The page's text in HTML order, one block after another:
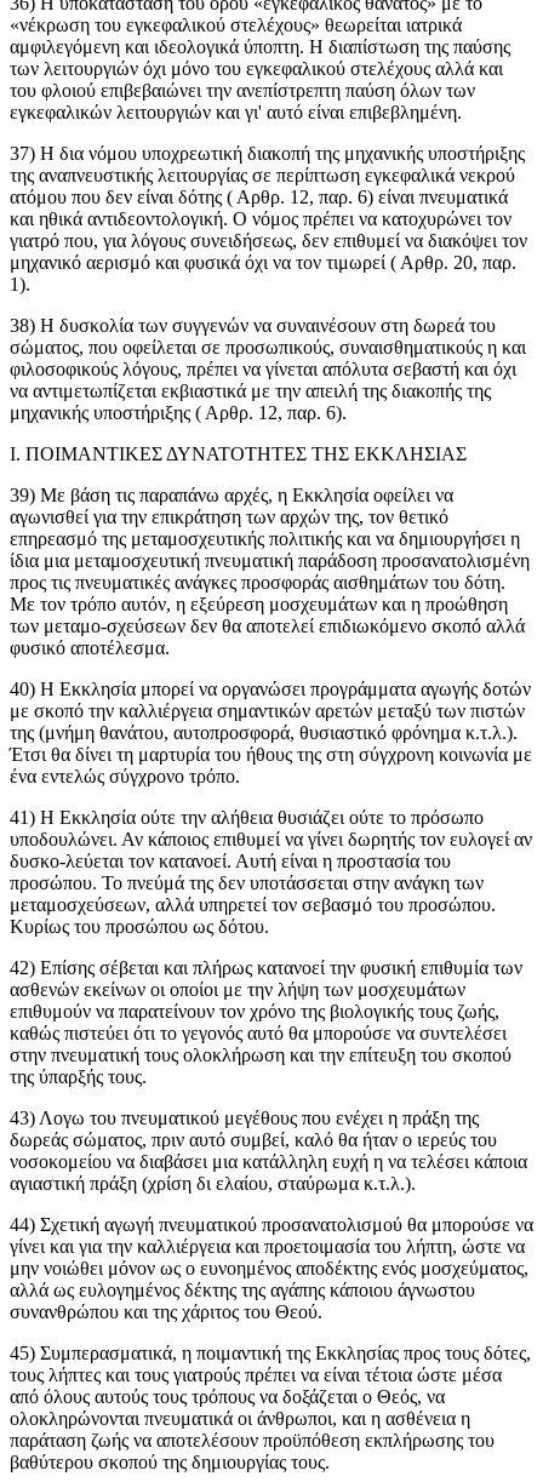
«νέκρωση του εγκεφαλικού στελέχους» θεωρείται ιατρικά
αμφιλεγόμενη και ιδεολογικά ύποπτη. Η διαπίστωση της παύσης
των λειτουργιών όχι μόνο του εγκεφαλικού στελέχους αλλά και
του φλοιού επιβεβαιώνει την ανεπίστρεπτη παύση όλων των
εγκεφαλικών λειτουργιών και γι' αυτό είναι επιβεβλημένη.
37) Η δια νόμου υποχρεωτική διακοπή της μηχανικής υποστήριξης
της αναπνευστικής λειτουργίας σε περίπτωση εγκεφαλικά νεκρού
ατόμου που δεν είναι δότης ( Αρθρ. 12, παρ. 6) είναι πνευματικά
και ηθικά αντιδεοντολογική. Ο νόμος πρέπει να κατοχυρώνει τον
γιατρό που, για λόγους συνειδήσεως, δεν επιθυμεί να διακόψει τον
μηχανικό αερισμό και φυσικά όχι να τον τιμωρεί ( Αρθρ. 20, παρ.
1).
38) Η δυσκολία των συγγενών να συναινέσουν στη δωρεά του
σώματος, που οφείλεται σε προσωπικούς, συναισθηματικούς η και
φιλοσοφικούς λόγους, πρέπει να γίνεται απόλυτα σεβαστή και όχι
να αντιμετωπίζεται εκβιαστικά με την απειλή της διακοπής της
μηχανικής υποστήριξης ( Αρθρ. 12, παρ. 6).
Ι. ΠΟΙΜΑΝΤΙΚΕΣ ΔΥΝΑΤΟΤΗΤΕΣ ΤΗΣ ΕΚΚΛΗΣΙΑΣ
39) Με βάση τις παραπάνω αρχές, η Εκκλησία οφείλει να
αγωνισθεί για την επικράτηση των αρχών της, τον θετικό
επηρεασμό της μεταμοσχευτικής πολιτικής και να δημιουργήσει η
ίδια μια μεταμοσχευτική πνευματική παράδοση προσανατολισμένη
προς τις πνευματικές ανάγκες προσφοράς αισθημάτων του δότη.
Με τον τρόπο αυτόν, η εξεύρεση μοσχευμάτων και η προώθηση
των μεταμο-σχεύσεων δεν θα αποτελεί επιδιωκόμενο σκοπό αλλά
φυσικό αποτέλεσμα.
40) Η Εκκλησία μπορεί να οργανώσει προγράμματα αγωγής δοτών
με σκοπό την καλλιέργεια σημαντικών αρετών μεταξύ των πιστών
της (μνήμη θανάτου, αυτοπροσφορά, θυσιαστικό φρόνημα κ.τ.λ.).
Έτσι θα δίνει τη μαρτυρία του ήθους της στη σύγχρονη κοινωνία με
ένα εντελώς σύγχρονο τρόπο.
41) Η Εκκλησία ούτε την αλήθεια θυσιάζει ούτε το πρόσωπο
υποδουλώνει. Αν κάποιος επιθυμεί να γίνει δωρητής τον ευλογείּ αν
δυσκο-λεύεται τον κατανοεί. Αυτή είναι η προστασία του
προσώπου. Το πνεύμά της δεν υποτάσσεται στην ανάγκη των
μεταμοσχεύσεων, αλλά υπηρετεί τον σεβασμό του προσώπου.
Κυρίως του προσώπου ως δότου.
42) Επίσης σέβεται και πλήρως κατανοεί την φυσική επιθυμία των
ασθενών εκείνων οι οποίοι με την λήψη των μοσχευμάτων
επιθυμούν να παρατείνουν τον χρόνο της βιολογικής τους ζωής,
καθώς πιστεύει ότι το γεγονός αυτό θα μπορούσε να συντελέσει
στην πνευματική τους ολοκλήρωση και την επίτευξη του σκοπού
της ύπαρξής τους.
43) Λογω του πνευματικού μεγέθους που ενέχει η πράξη της
δωρεάς σώματος, πριν αυτό συμβεί, καλό θα ήταν ο ιερεύς του
νοσοκομείου να διαβάσει μια κατάλληλη ευχή η να τελέσει κάποια
αγιαστική πράξη (χρίση δι ελαίου, σταύρωμα κ.τ.λ.).
44) Σχετική αγωγή πνευματικού προσανατολισμού θα μπορούσε να
γίνει και για την καλλιέργεια και προετοιμασία του λήπτη, ώστε να
μην νοιώθει μόνον ως ο ευνοημένος αποδέκτης ενός μοσχεύματος,
αλλά ως ευλογημένος δέκτης της αγάπης κάποιου άγνωστου
συνανθρώπου και της χάριτος του Θεού.
45) Συμπερασματικά, η ποιμαντική της Εκκλησίας προς τους δότες,
τους λήπτες και τους γιατρούς πρέπει να είναι τέτοια ώστε μέσα
από όλους αυτούς τους τρόπους να δοξάζεται ο Θεός, να
ολοκληρώνονται πνευματικά οι άνθρωποι, και η ασθένεια η
παράταση ζωής να αποτελέσουν προϋπόθεση εκπλήρωσης του
βαθύτερου σκοπού της δημιουργίας τους.